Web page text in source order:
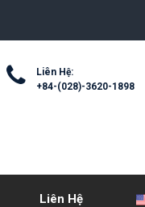
Liên Hệ:
+84-(028)-3620-1898
Liên Hệ